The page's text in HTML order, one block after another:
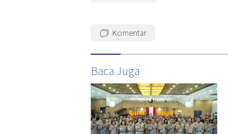
Komentar
Baca Juga